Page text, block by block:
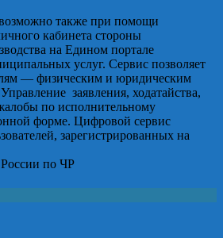
также при помощи
кабинета стороны
на Едином портале
услуг. Сервис позволяет
— физическим и юридическим
заявления, ходатайства,
по исполнительному
форме. Цифровой сервис
зарегистрированных на
по ЧР